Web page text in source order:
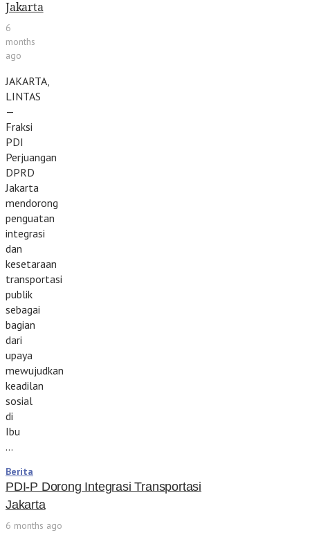
Jakarta
6
months
ago
JAKARTA,
LINTAS
—
Fraksi
PDI
Perjuangan
DPRD
Jakarta
mendorong
penguatan
integrasi
dan
kesetaraan
transportasi
publik
sebagai
bagian
dari
upaya
mewujudkan
keadilan
sosial
di
Ibu
…
Berita
PDI-P Dorong Integrasi Transportasi
Jakarta
6 months ago